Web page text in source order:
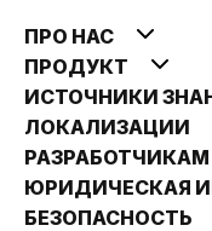
ПРО НАС
ПРОДУКТ
ИСТОЧНИКИ
ЛОКАЛИЗАЦИИ
РАЗРАБОТЧИКАМ
ЮРИДИЧЕСКАЯ
БЕЗОПАСНОСТЬ